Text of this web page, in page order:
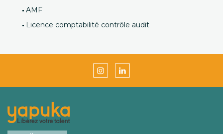
AMF
Licence comptabilité contrôle audit